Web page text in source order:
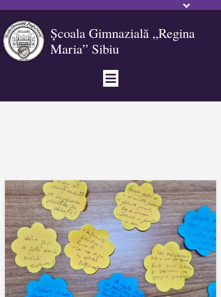
Școala Gimnazială „Regina
Maria” Sibiu